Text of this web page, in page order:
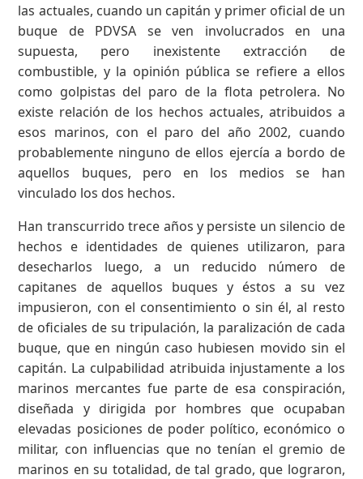
las actuales, cuando un capitán y primer oficial de un
buque de PDVSA se ven involucrados en una
supuesta, pero inexistente extracción de
combustible, y la opinión pública se refiere a ellos
como golpistas del paro de la flota petrolera. No
existe relación de los hechos actuales, atribuidos a
esos marinos, con el paro del año 2002, cuando
probablemente ninguno de ellos ejercía a bordo de
aquellos buques, pero en los medios se han
vinculado los dos hechos.
Han transcurrido trece años y persiste un silencio de
hechos e identidades de quienes utilizaron, para
desecharlos luego, a un reducido número de
capitanes de aquellos buques y éstos a su vez
impusieron, con el consentimiento o sin él, al resto
de oficiales de su tripulación, la paralización de cada
buque, que en ningún caso hubiesen movido sin el
capitán. La culpabilidad atribuida injustamente a los
marinos mercantes fue parte de esa conspiración,
diseñada y dirigida por hombres que ocupaban
elevadas posiciones de poder político, económico o
militar, con influencias que no tenían el gremio de
marinos en su totalidad, de tal grado, que lograron,